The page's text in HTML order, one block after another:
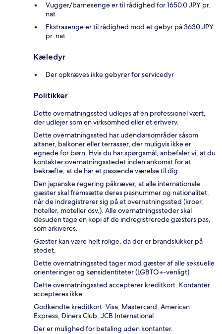
Vugger/barnesenge er til rådighed for 1650.0 JPY pr.
nat
Ekstrasenge er til rådighed mod et gebyr på 3630 JPY
pr. nat
Kæledyr
Der opkræves ikke gebyrer for servicedyr
Politikker
Dette overnatningssted udlejes af en professionel vært,
der udlejer som en virksomhed eller et erhverv.
Dette overnatningssted har udendørsområder såsom
altaner, balkoner eller terrasser, der muligvis ikke er
egnede for børn. Hvis du har spørgsmål, anbefaler vi, at du
kontakter overnatningsstedet inden ankomst for at
bekræfte, at de har et passende værelse til dig.
Den japanske regering påkræver, at alle internationale
gæster skal fremsætte deres pasnummer og nationalitet,
når de indregistrerer sig på et overnatningssted (kroer,
hoteller, moteller osv.). Alle overnatningssteder skal
desuden tage en kopi af de indregistrerede gæsters pas,
som arkiveres.
Gæster kan være helt rolige, da der er brandslukker på
stedet.
Dette overnatningssted tager mod gæster af alle seksuelle
orienteringer og kønsidentiteter (LGBTQ+-venligt).
Dette overnatningssted accepterer kreditkort. Kontanter
accepteres ikke.
Godkendte kreditkort: Visa, Mastercard, American
Express, Diners Club, JCB International
Der er mulighed for betaling uden kontanter.